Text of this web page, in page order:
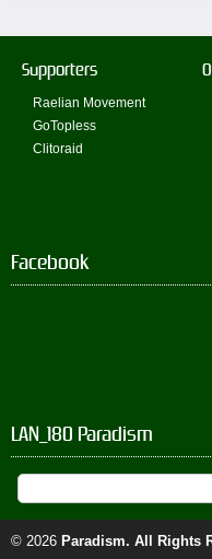
Supporters
Raelian Movement
GoTopless
Clitoraid
Facebook
LAN_180 Paradism
© 2026 Paradism. All Rights